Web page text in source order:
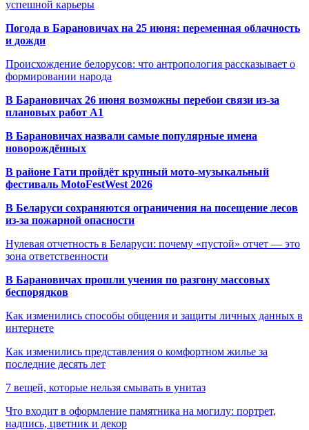
успешной карьеры
Погода в Барановичах на 25 июня: переменная облачность
и дожди
Происхождение белорусов: что антропология рассказывает о
формировании народа
В Барановичах 26 июня возможны перебои связи из-за
плановых работ A1
В Барановичах назвали самые популярные имена
новорождённых
В районе Гати пройдёт крупный мото-музыкальный
фестиваль MotoFestWest 2026
В Беларуси сохраняются ограничения на посещение лесов
из-за пожарной опасности
Нулевая отчетность в Беларуси: почему «пустой» отчет — это
зона ответственности
В Барановичах прошли учения по разгону массовых
беспорядков
Как изменились способы общения и защиты личных данных в
интернете
Как изменились представления о комфортном жилье за
последние десять лет
7 вещей, которые нельзя смывать в унитаз
Что входит в оформление памятника на могилу: портрет,
надпись, цветник и декор